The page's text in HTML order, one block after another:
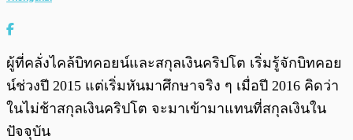
ผู้ที่คลั่งไคล้บิทคอยน์และสกุลเงินคริปโต เริ่มรู้จักบิทคอย
น์ช่วงปี 2015 แต่เริ่มหันมาศึกษาจริง ๆ เมื่อปี 2016 คิดว่า
ในไม่ช้าสกุลเงินคริปโต จะมาเข้ามาแทนที่สกุลเงินใน
ปัจจุบัน